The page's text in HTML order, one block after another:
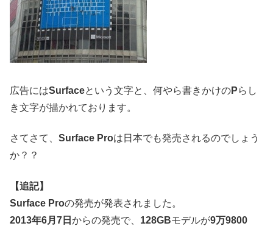
広告にはSurfaceという文字と、何やら書きかけのPらし
き文字が描かれております。
さてさて、 Surface Proは日本でも発売されるのでしょう
か？？
【追記】
Surface Proの発売が発表されました。
2013年6月7日 からの発売で、 128GBモデルが9万9800